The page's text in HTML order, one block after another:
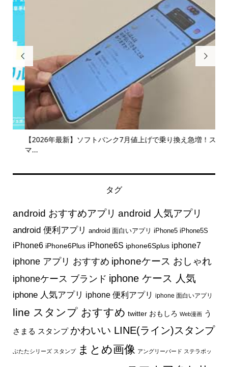

【2026年最新】ソフトバンク7月値上げで乗り換え急増！ス
マ...

タグ
android おすすめアプリ android 人気アプリ
android 便利アプリ android 面白いアプリ iPhone5 iPhone5S
iPhone6 iPhone6Plus iPhone6S iphone6Splus iphone7
iphone アプリ おすすめ iphoneケース おしゃれ
iphoneケース ブランド iphone ケース 人気
iphone 人気アプリ iphone 便利アプリ iphone 面白いアプリ
line スタンプ おすすめ twitter おもしろ Web漫画 う
さまる スタンプ かわいい LINE(ライン)スタンプ
ぶたたシリーズ スタンプ まとめ画像 アングリーバード ステラポッ